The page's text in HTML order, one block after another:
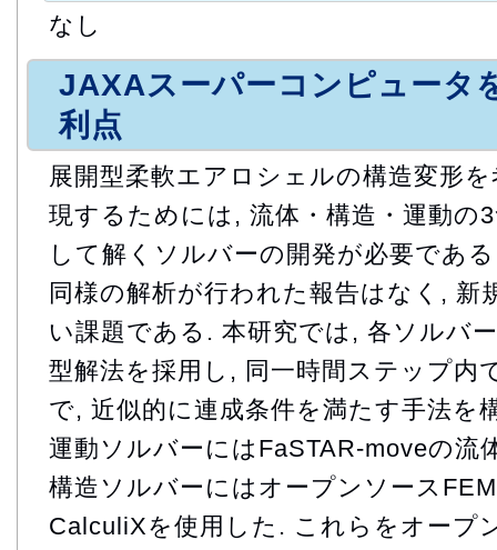
なし
JAXAスーパーコンピュータ
利点
展開型柔軟エアロシェルの構造変形
現するためには, 流体・構造・運動の
して解くソルバーの開発が必要であ
同様の解析が行われた報告はなく, 新
い課題である. 本研究では, 各ソルバ
型解法を採用し, 同一時間ステップ内
で, 近似的に連成条件を満たす手法を
運動ソルバーにはFaSTAR-moveの流
構造ソルバーにはオープンソース
CalculiXを使用した. これらをオープ